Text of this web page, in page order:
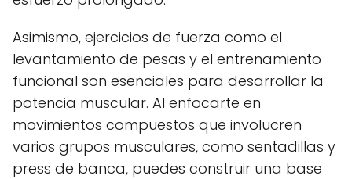
Asimismo, ejercicios de fuerza como el
levantamiento de pesas y el entrenamiento
funcional son esenciales para desarrollar la
potencia muscular. Al enfocarte en
movimientos compuestos que involucren
varios grupos musculares, como sentadillas y
press de banca, puedes construir una base